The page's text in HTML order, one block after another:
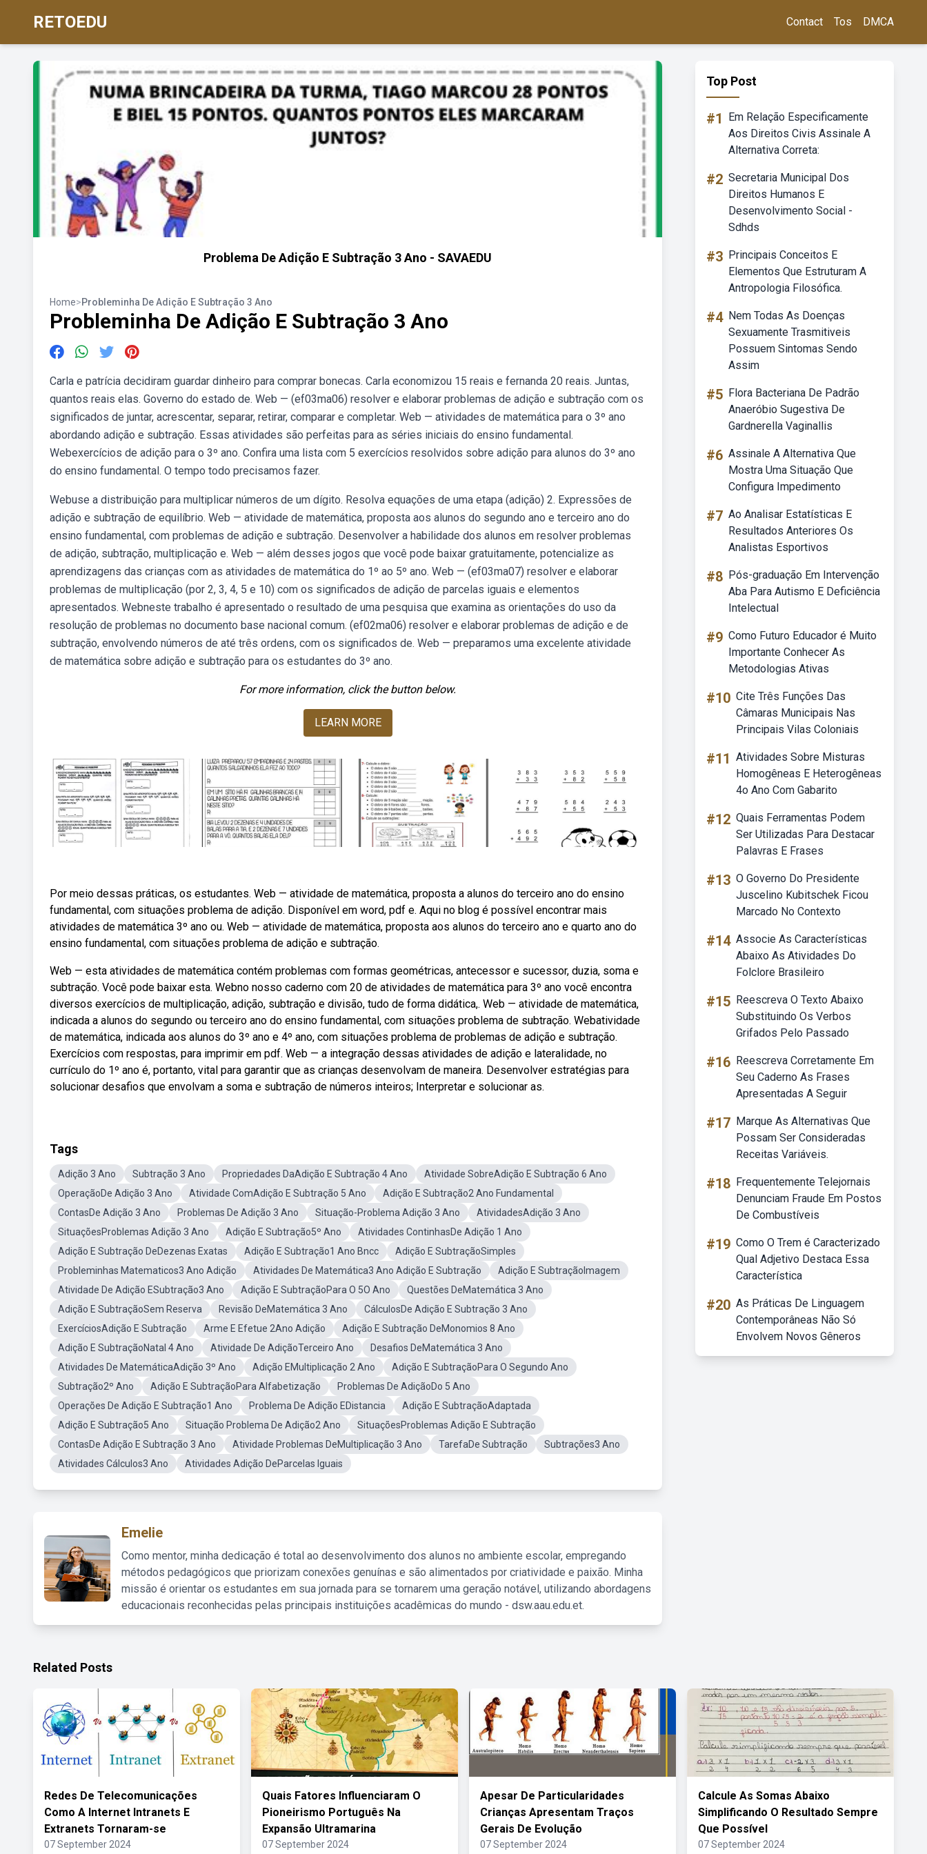
RETOEDU Contact Tos DMCA
Problema De Adição E Subtração 3 Ano - SAVAEDU
Home>Probleminha De Adição E Subtração 3 Ano
Probleminha De Adição E Subtração 3 Ano
Carla e patrícia decidiram guardar dinheiro para comprar bonecas. Carla economizou 15 reais e fernanda 20 reais. Juntas,
quantos reais elas. Governo do estado de. Web — (ef03ma06) resolver e elaborar problemas de adição e subtração com os
significados de juntar, acrescentar, separar, retirar, comparar e completar. Web — atividades de matemática para o 3º ano
abordando adição e subtração. Essas atividades são perfeitas para as séries iniciais do ensino fundamental.
Webexercícios de adição para o 3º ano. Confira uma lista com 5 exercícios resolvidos sobre adição para alunos do 3º ano
do ensino fundamental. O tempo todo precisamos fazer.
Webuse a distribuição para multiplicar números de um dígito. Resolva equações de uma etapa (adição) 2. Expressões de
adição e subtração de equilíbrio. Web — atividade de matemática, proposta aos alunos do segundo ano e terceiro ano do
ensino fundamental, com problemas de adição e subtração. Desenvolver a habilidade dos alunos em resolver problemas
de adição, subtração, multiplicação e. Web — além desses jogos que você pode baixar gratuitamente, potencialize as
aprendizagens das crianças com as atividades de matemática do 1º ao 5º ano. Web — (ef03ma07) resolver e elaborar
problemas de multiplicação (por 2, 3, 4, 5 e 10) com os significados de adição de parcelas iguais e elementos
apresentados. Webneste trabalho é apresentado o resultado de uma pesquisa que examina as orientações do uso da
resolução de problemas no documento base nacional comum. (ef02ma06) resolver e elaborar problemas de adição e de
subtração, envolvendo números de até três ordens, com os significados de. Web — preparamos uma excelente atividade
de matemática sobre adição e subtração para os estudantes do 3º ano.
For more information, click the button below.
LEARN MORE
Por meio dessas práticas, os estudantes. Web — atividade de matemática, proposta a alunos do terceiro ano do ensino
fundamental, com situações problema de adição. Disponível em word, pdf e. Aqui no blog é possível encontrar mais
atividades de matemática 3º ano ou. Web — atividade de matemática, proposta aos alunos do terceiro ano e quarto ano do
ensino fundamental, com situações problema de adição e subtração.
Web — esta atividades de matemática contém problemas com formas geométricas, antecessor e sucessor, duzia, soma e
subtração. Você pode baixar esta. Webno nosso caderno com 20 de atividades de matemática para 3º ano você encontra
diversos exercícios de multiplicação, adição, subtração e divisão, tudo de forma didática,. Web — atividade de matemática,
indicada a alunos do segundo ou terceiro ano do ensino fundamental, com situações problema de subtração. Webatividade
de matemática, indicada aos alunos do 3º ano e 4º ano, com situações problema de problemas de adição e subtração.
Exercícios com respostas, para imprimir em pdf. Web — a integração dessas atividades de adição e lateralidade, no
currículo do 1º ano é, portanto, vital para garantir que as crianças desenvolvam de maneira. Desenvolver estratégias para
solucionar desafios que envolvam a soma e subtração de números inteiros; Interpretar e solucionar as.
Tags
Adição 3 Ano Subtração 3 Ano Propriedades DaAdição E Subtração 4 Ano
Atividade SobreAdição E Subtração 6 Ano
OperaçãoDe Adição 3 Ano
Atividade ComAdição E Subtração 5 Ano
Adição E Subtração2 Ano Fundamental
ContasDe Adição 3 Ano
Problemas De Adição 3 Ano Situação-Problema Adição 3 Ano
AtividadesAdição 3 Ano
SituaçõesProblemas Adição 3 Ano
Adição E Subtração5º Ano
Atividades ContinhasDe Adição 1 Ano
Adição E Subtração DeDezenas Exatas
Adição E Subtração1 Ano Bncc
Adição E SubtraçãoSimples
Probleminhas Matematicos3 Ano Adição
Atividades De Matemática3 Ano Adição E Subtração
Adição E SubtraçãoImagem
Atividade De Adição ESubtração3 Ano
Adição E SubtraçãoPara O 5O Ano
Questões DeMatemática 3 Ano
Adição E SubtraçãoSem Reserva
Revisão DeMatemática 3 Ano
CálculosDe Adição E Subtração 3 Ano
ExercíciosAdição E Subtração
Arme E Efetue 2Ano Adição
Adição E Subtração DeMonomios 8 Ano
Adição E SubtraçãoNatal 4 Ano
Atividade De AdiçãoTerceiro Ano
Desafios DeMatemática 3 Ano
Atividades De MatemáticaAdição 3º Ano
Adição EMultiplicação 2 Ano
Adição E SubtraçãoPara O Segundo Ano
Subtração2º Ano
Adição E SubtraçãoPara Alfabetização
Problemas De AdiçãoDo 5 Ano
Operações De Adição E Subtração1 Ano
Problema De Adição EDistancia
Adição E SubtraçãoAdaptada
Adição E Subtração5 Ano
Situação Problema De Adição2 Ano
SituaçõesProblemas Adição E Subtração
ContasDe Adição E Subtração 3 Ano
Atividade Problemas DeMultiplicação 3 Ano TarefaDe Subtração
Subtrações3 Ano
Atividades Cálculos3 Ano
Atividades Adição DeParcelas Iguais
Emelie
Como mentor, minha dedicação é total ao desenvolvimento dos alunos no ambiente escolar, empregando
métodos pedagógicos que priorizam conexões genuínas e são alimentados por criatividade e paixão. Minha
missão é orientar os estudantes em sua jornada para se tornarem uma geração notável, utilizando abordagens
educacionais reconhecidas pelas principais instituições acadêmicas do mundo - dsw.aau.edu.et.
Top Post
#1
Em Relação Especificamente
Aos Direitos Civis Assinale A
Alternativa Correta:
#2 Secretaria Municipal Dos
Direitos Humanos E
Desenvolvimento Social -
Sdhds
#3 Principais Conceitos E
Elementos Que Estruturam A
Antropologia Filosófica.
#4 Nem Todas As Doenças
Sexuamente Trasmitiveis
Possuem Sintomas Sendo
Assim
#5 Flora Bacteriana De Padrão
Anaeróbio Sugestiva De
Gardnerella Vaginallis
#6 Assinale A Alternativa Que
Mostra Uma Situação Que
Configura Impedimento
#7 Ao Analisar Estatísticas E
Resultados Anteriores Os
Analistas Esportivos
#8 Pós-graduação Em Intervenção
Aba Para Autismo E Deficiência
Intelectual
#9 Como Futuro Educador é Muito
Importante Conhecer As
Metodologias Ativas
#10 Cite Três Funções Das
Câmaras Municipais Nas
Principais Vilas Coloniais
#11 Atividades Sobre Misturas
Homogêneas E Heterogêneas
4o Ano Com Gabarito
#12 Quais Ferramentas Podem
Ser Utilizadas Para Destacar
Palavras E Frases
#13 O Governo Do Presidente
Juscelino Kubitschek Ficou
Marcado No Contexto
#14 Associe As Características
Abaixo As Atividades Do
Folclore Brasileiro
#15 Reescreva O Texto Abaixo
Substituindo Os Verbos
Grifados Pelo Passado
#16 Reescreva Corretamente Em
Seu Caderno As Frases
Apresentadas A Seguir
#17 Marque As Alternativas Que
Possam Ser Consideradas
Receitas Variáveis.
#18 Frequentemente Telejornais
Denunciam Fraude Em Postos
De Combustíveis
#19 Como O Trem é Caracterizado
Qual Adjetivo Destaca Essa
Característica
#20 As Práticas De Linguagem
Contemporâneas Não Só
Envolvem Novos Gêneros
Related Posts
Redes De Telecomunicações
Como A Internet Intranets E
Extranets Tornaram-se
07 September 2024
Quais Fatores Influenciaram O
Pioneirismo Português Na
Expansão Ultramarina
07 September 2024
Apesar De Particularidades
Crianças Apresentam Traços
Gerais De Evolução
07 September 2024
Calcule As Somas Abaixo
Simplificando O Resultado Sempre
Que Possível
07 September 2024